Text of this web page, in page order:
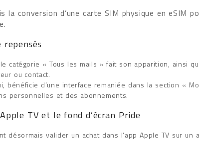
la conversion d’une carte SIM physique en eSIM
catégorie « Tous les mails » fait son apparition, ainsi
ou contact.
bénéficie d’une interface remaniée dans la section «
personnelles et des abonnements.
TV et le fond d’écran Pride
désormais valider un achat dans l’app Apple TV sur